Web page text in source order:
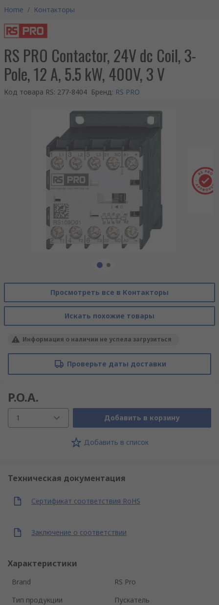
Home / Контакторы
RS PRO Contactor, 24V dc Coil, 3-
Pole, 12 A, 5.5 kW, 400V, 3 V
Код товара RS: 277-8404 Бренд: RS PRO
Просмотреть все в Контакторы
Искать похожие товары
Информация о наличии не успела загрузиться
Проверьте даты доставки
P.O.A.
1 Добавить в корзину
Добавить в список
Техническая документация
Сертификат соответствия RoHS
Заключение о соответствии
Характеристики
Brand
RS Pro
Тип продукции
Пускатель